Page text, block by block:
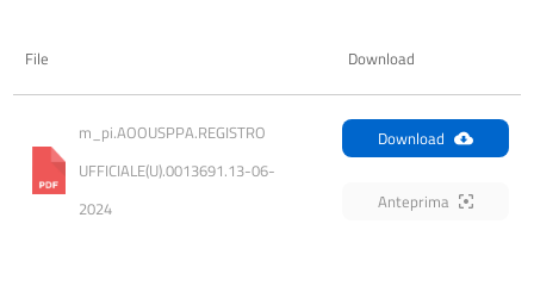
File Download
m_pi.AOOUSPPA.REGISTRO
UFFICIALE(U).0013691.13-06-
2024
Download
Anteprima